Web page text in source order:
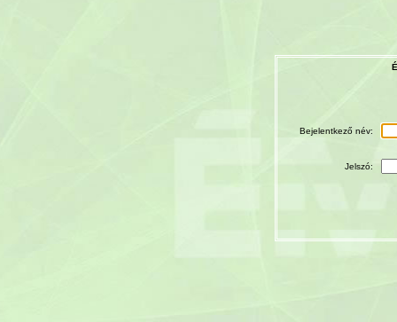
Bejelentkező név:
Jelszó: